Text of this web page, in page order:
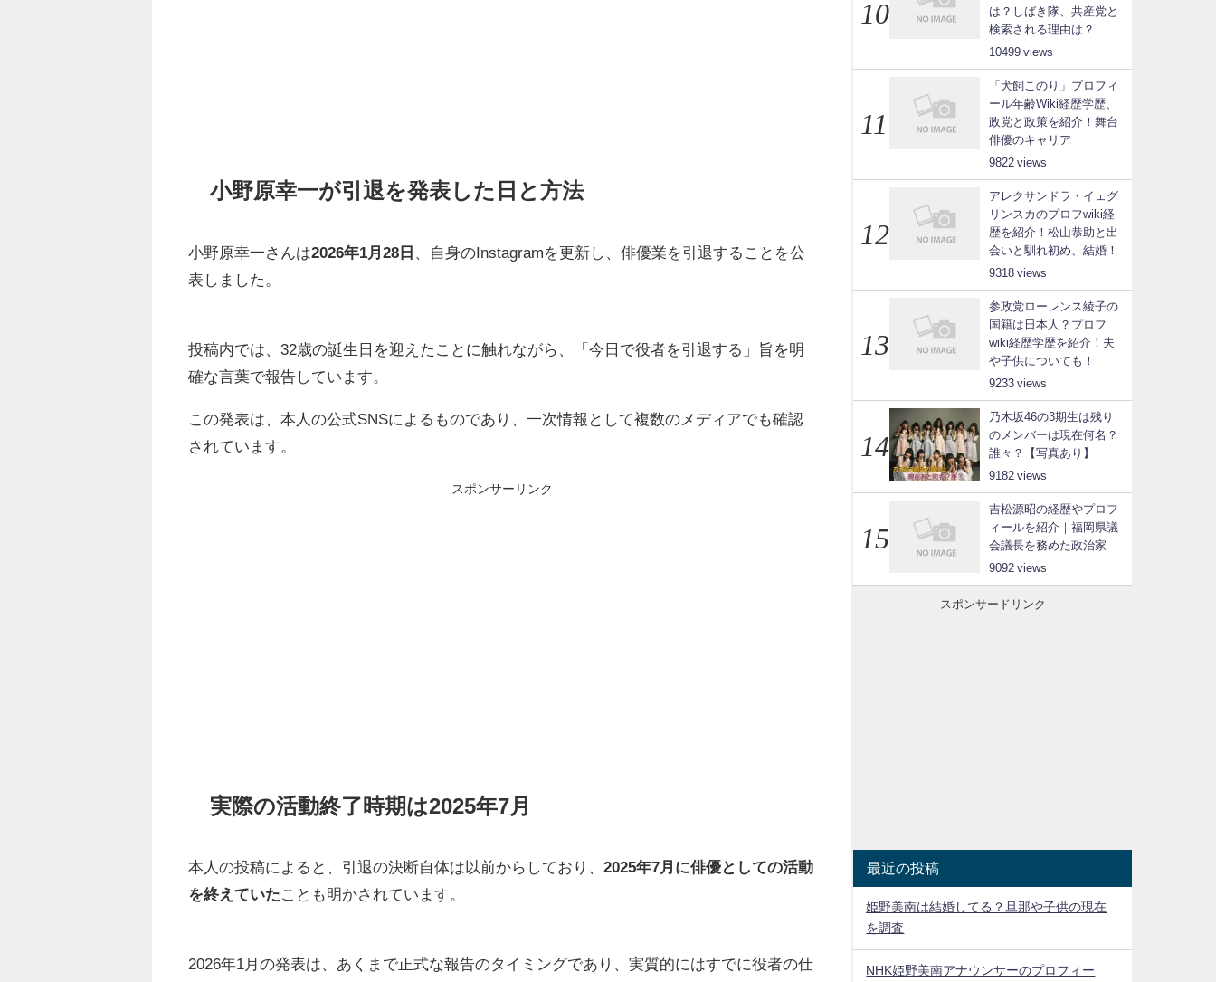
小野原幸一が引退を発表した日と方法
小野原幸一さんは2026年1月28日
、自身のInstagramを更新し、俳優業を引退することを公
表しました。
投稿内では、32歳の誕生日を迎えたことに触れながら、「今日で役者を引退する」旨を明
確な言葉で報告しています。
この発表は、本人の公式SNSによるものであり、一次情報として複数のメディアでも確認
されています。
スポンサーリンク
実際の活動終了時期は2025年7月
本人の投稿によると、引退の決断自体は以前からしており、 2025年7月に俳優としての活動
を終えていた ことも明かされています。
2026年1月の発表は、あくまで正式な報告のタイミングであり、実質的にはすでに役者の仕
は？しばき隊、共産党と
検索される理由は？
10499
「犬飼このり」プロフィ
ール年齢Wiki経歴学歴、
政党と政策を紹介！舞台
俳優のキャリア
9822
アレクサンドラ・イェグ
リンスカのプロフwiki経
歴を紹介！松山恭助と出
会いと馴れ初め、結婚！
9318
参政党ローレンス綾子の
国籍は日本人？プロフ
wiki経歴学歴を紹介！夫
や子供についても！
9233
乃木坂46の3期生は残り
のメンバーは現在何名？
誰々？【写真あり】
9182
吉松源昭の経歴やプロフ
ィールを紹介｜福岡県議
会議長を務めた政治家
9092
スポンサードリンク
最近の投稿
姫野美南は結婚してる？旦那や子供の現在
を調査
NHK姫野美南アナウンサーのプロフィー